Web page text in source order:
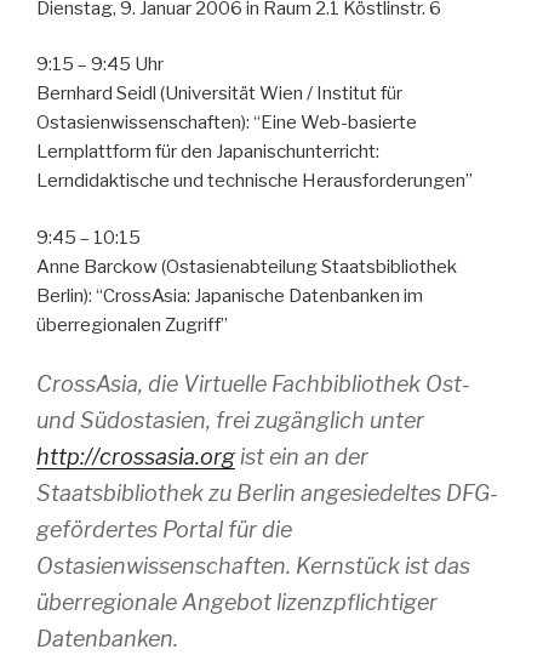
Dienstag, 9. Januar 2006 in Raum 2.1 Köstlinstr. 6
9:15 – 9:45 Uhr
Bernhard Seidl (Universität Wien / Institut für
Ostasienwissenschaften): “Eine Web-basierte
Lernplattform für den Japanischunterricht:
Lerndidaktische und technische Herausforderungen”
9:45 – 10:15
Anne Barckow (Ostasienabteilung Staatsbibliothek
Berlin): “CrossAsia: Japanische Datenbanken im
überregionalen Zugriff”
CrossAsia, die Virtuelle Fachbibliothek Ost-
und Südostasien, frei zugänglich unter
http://crossasia.orgist ein an der
Staatsbibliothek zu Berlin angesiedeltes DFG-
gefördertes Portal für die
Ostasienwissenschaften. Kernstück ist das
überregionale Angebot lizenzpflichtiger
Datenbanken.